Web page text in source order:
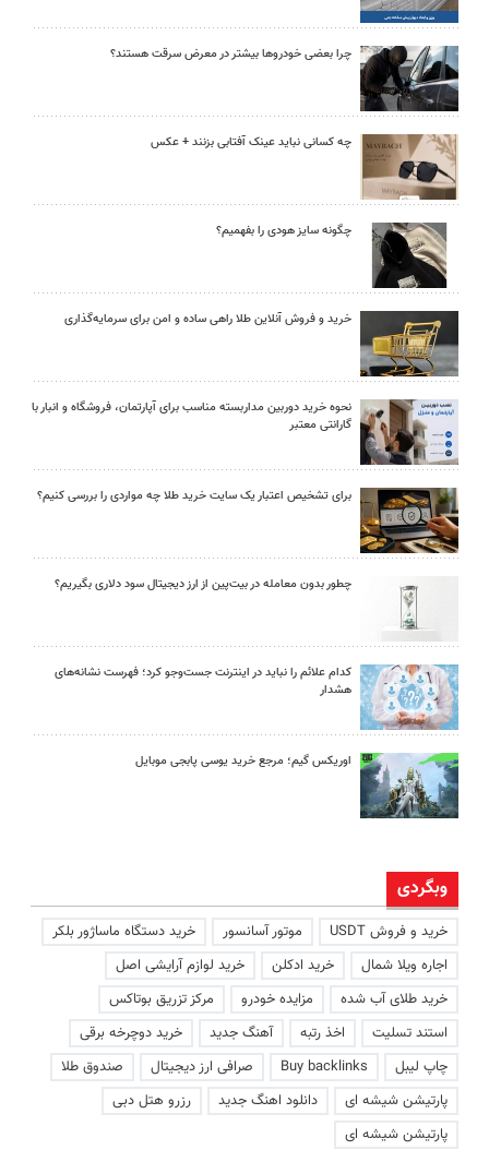
چرا بعضی خودروها بیشتر در معرض سرقت هستند؟
چه کسانی نباید عینک آفتابی بزنند + عکس
چگونه سایز هودی را بفهمیم؟
خرید و فروش آنلاین طلا راهی ساده و امن برای سرمایه‌گذاری
نحوه خرید دوربین مداربسته مناسب برای آپارتمان، فروشگاه و انبار با
گارانتی معتبر
برای تشخیص اعتبار یک سایت خرید طلا چه مواردی را بررسی کنیم؟
چطور بدون معامله در بیت‌پین از ارز دیجیتال سود دلاری بگیریم؟
کدام علائم را نباید در اینترنت جست‌وجو کرد؛ فهرست نشانه‌های
هشدار
اوریکس گیم؛ مرجع خرید یوسی پابجی موبایل
وبگردی
خرید و فروش USDT موتور آسانسور
خرید دستگاه ماساژور بلکر
اجاره ویلا شمال
خرید ادکلن
خرید لوازم آرایشی اصل
خرید طلای آب شده
مزایده خودرو
مرکز تزریق بوتاکس
استند تسلیت
اخذ رتبه آهنگ جدید
خرید دوچرخه برقی
چاپ لیبل
Buy backlinks صرافی ارز دیجیتال
صندوق طلا
پارتیشن شیشه ای
دانلود اهنگ جدید
رزرو هتل دبی
پارتیشن شیشه ای